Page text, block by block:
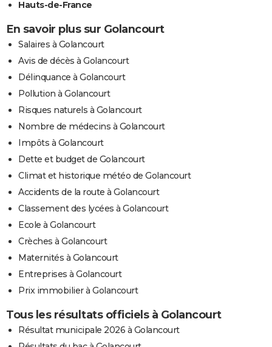
Hauts-de-France
En savoir plus sur Golancourt
Salaires à Golancourt
Avis de décès à Golancourt
Délinquance à Golancourt
Pollution à Golancourt
Risques naturels à Golancourt
Nombre de médecins à Golancourt
Impôts à Golancourt
Dette et budget de Golancourt
Climat et historique météo de Golancourt
Accidents de la route à Golancourt
Classement des lycées à Golancourt
Ecole à Golancourt
Crèches à Golancourt
Maternités à Golancourt
Entreprises à Golancourt
Prix immobilier à Golancourt
Tous les résultats officiels à Golancourt
Résultat municipale 2026 à Golancourt